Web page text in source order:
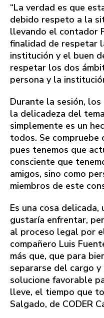
“La verdad es que
debido respeto a la
llevando el contador
finalidad de respetar
institución y el buen
respetar los dos
persona y la
Durante la sesión,
la delicadeza del
simplemente es un
todos. Se compruebe
pues tenemos que
consciente que
amigos, sino como
miembros de este
Es una cosa delicada,
gustaría enfrentar,
al proceso legal por
compañero Luis
más que, que para
separarse del cargo
solucione favorable
lleve, el tiempo que
Salgado, de CODER